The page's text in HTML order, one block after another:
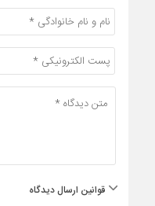
قوانین ارسال دیدگاه